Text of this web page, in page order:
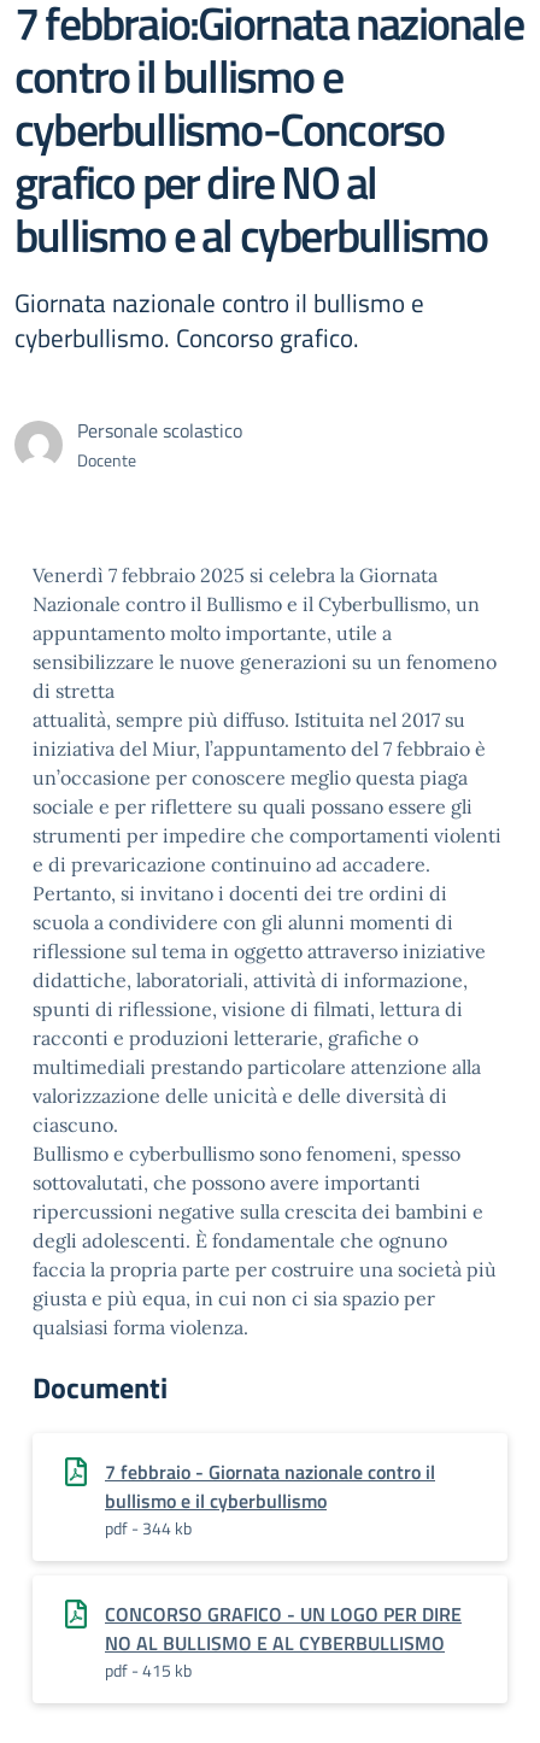
7 febbraio:Giornata nazionale
contro il bullismo e
cyberbullismo-Concorso
grafico per dire NO al
bullismo e al cyberbullismo
Giornata nazionale contro il bullismo e
cyberbullismo. Concorso grafico.
Personale scolastico
Docente
Venerdì 7 febbraio 2025 si celebra la Giornata
Nazionale contro il Bullismo e il Cyberbullismo, un
appuntamento molto importante, utile a
sensibilizzare le nuove generazioni su un fenomeno
di stretta
attualità, sempre più diffuso. Istituita nel 2017 su
iniziativa del Miur, l’appuntamento del 7 febbraio è
un’occasione per conoscere meglio questa piaga
sociale e per riflettere su quali possano essere gli
strumenti per impedire che comportamenti violenti
e di prevaricazione continuino ad accadere.
Pertanto, si invitano i docenti dei tre ordini di
scuola a condividere con gli alunni momenti di
riflessione sul tema in oggetto attraverso iniziative
didattiche, laboratoriali, attività di informazione,
spunti di riflessione, visione di filmati, lettura di
racconti e produzioni letterarie, grafiche o
multimediali prestando particolare attenzione alla
valorizzazione delle unicità e delle diversità di
ciascuno.
Bullismo e cyberbullismo sono fenomeni, spesso
sottovalutati, che possono avere importanti
ripercussioni negative sulla crescita dei bambini e
degli adolescenti. È fondamentale che ognuno
faccia la propria parte per costruire una società più
giusta e più equa, in cui non ci sia spazio per
qualsiasi forma violenza.
Documenti
7 febbraio - Giornata nazionale contro il
bullismo e il cyberbullismo
pdf - 344 kb
CONCORSO GRAFICO - UN LOGO PER DIRE
NO AL BULLISMO E AL CYBERBULLISMO
pdf - 415 kb